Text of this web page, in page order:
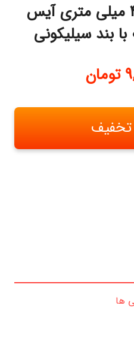
ساعت هوشمند 44 میلی متری آیس
تومان
تخفیف
ها